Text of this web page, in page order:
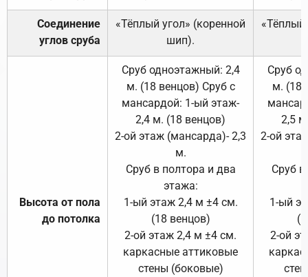
Соединение
углов сруба
«Тёплый угол» (коренной
шип).
«Тёплый
Высота от пола
до потолка
Сруб одноэтажный: 2,4
м. (18 венцов) Сруб с
мансардой: 1-ый этаж-
2,4 м. (18 венцов)
2-ой этаж (мансарда)- 2,3
м.
Сруб в полтора и два
этажа:
1-ый этаж 2,4 м ±4 см.
(18 венцов)
2-ой этаж 2,4 м ±4 см.
каркасные аттиковые
стены (боковые)
Сруб
м. (18
2,5
2-ой
Сруб
1-ый
2-ой